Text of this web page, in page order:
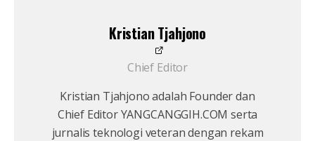
Kristian Tjahjono
Chief Editor
Kristian Tjahjono adalah Founder dan
Chief Editor YANGCANGGIH.COM serta
jurnalis teknologi veteran dengan rekam